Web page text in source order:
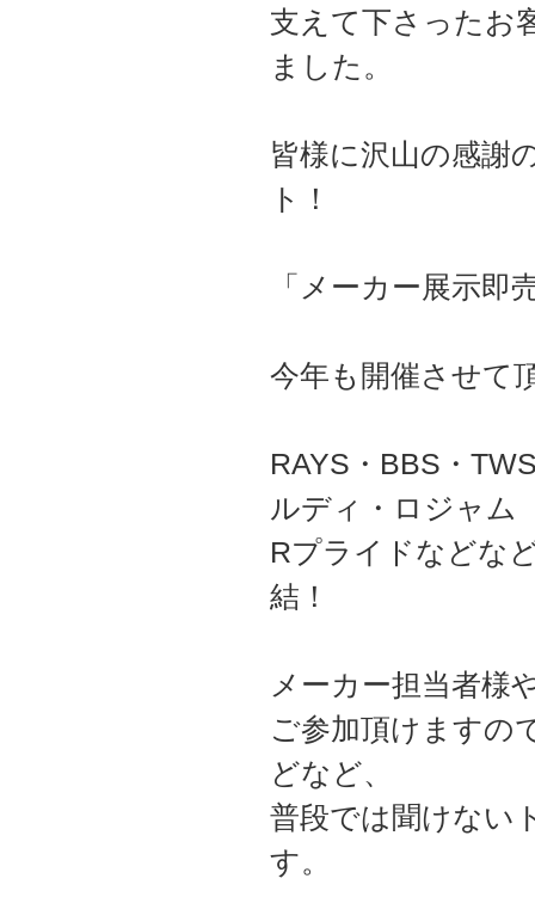
支えて下さったお
ました。
皆様に沢山の感謝
ト！
「メーカー展示即
今年も開催させて
RAYS・BBS・
ルディ・ロジャム
Rプライドなどな
結！
メーカー担当者様
ご参加頂けますの
どなど、
普段では聞けない
す。